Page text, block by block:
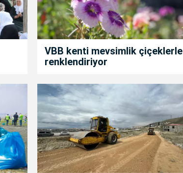
VBB kenti mevsimlik çiçeklerle
renklendiriyor